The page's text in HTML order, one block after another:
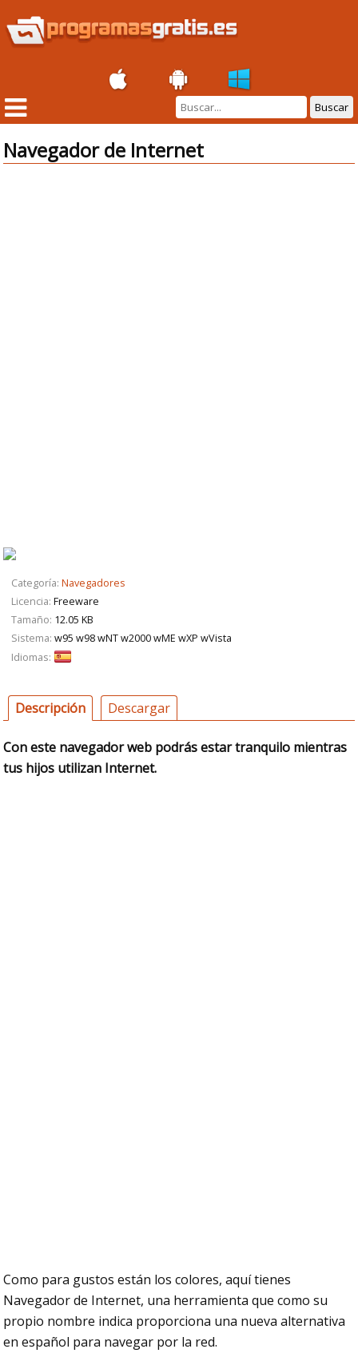
Buscar
Navegador de Internet
Categoría: Navegadores
Licencia: Freeware
Tamaño: 12.05 KB
Sistema: w95 w98 wNT w2000 wME wXP wVista
Idiomas:
Descripción Descargar
Con este navegador web podrás estar tranquilo mientras
tus hijos utilizan Internet.
Como para gustos están los colores, aquí tienes
Navegador de Internet, una herramienta que como su
propio nombre indica proporciona una nueva alternativa
en español para navegar por la red.